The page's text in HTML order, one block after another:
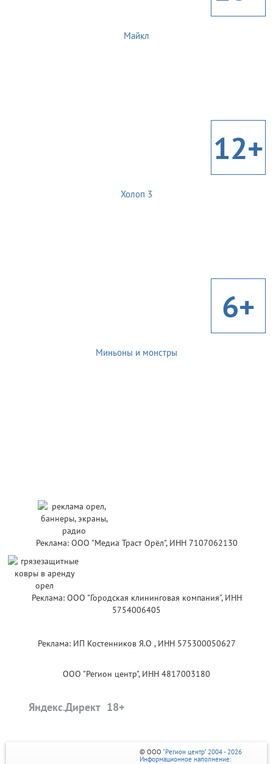
Майкл
12+
Холоп 3
6+
Миньоны и монстры
Реклама: ООО "Медиа Траст Орёл", ИНН 7107062130
Реклама: ООО "Городская клининговая компания", ИНН
5754006405
Реклама: ИП Костенников Я.О , ИНН 575300050627
ООО "Регион центр", ИНН 4817003180
Яндекс.Директ
© ООО "Регион центр" 2004 - 2026
Информационное наполнение: